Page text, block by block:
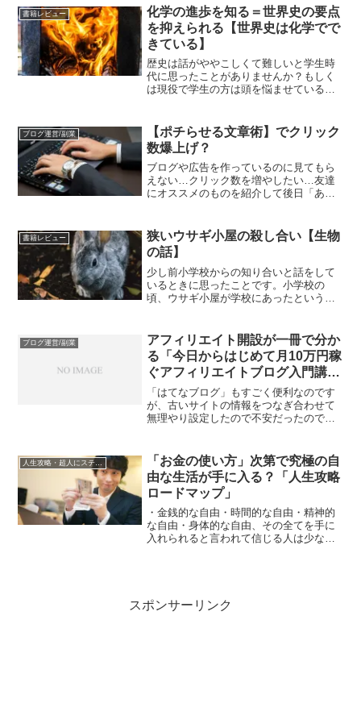
モン弱いポケモン、色んな技マシンを覚
えさせることが出来て旅に便利なポケモ
ンなど何故か覚えています。
書籍レビュー
化学の進歩を知る＝世界史の要点
を抑えられる【世界史は化学でで
きている】
歴史は話がややこしくて難しいと学生時
代に思ったことがありませんか？もしく
は現役で学生の方は頭を悩ませていると
出来事は多いです。火の発見し、熱エネ
ルギーを活用する方法や水を綺麗に衛生
的にして安全な水を確保する方法、食べ
物を日持ちさせる方法、
ブログ運営/副業
【ポチらせる文章術】でクリック
数爆上げ？
ブログや広告を作っているのに見てもら
えない…クリック数を増やしたい…友達
にオススメのものを紹介して後日「あれ
してくれたら嬉しいですよね！コピーラ
イトは難しく記事や広告を沢山書いたの
に誰もみてくれないと切なくなる時があ
ります！
書籍レビュー
狭いウサギ小屋の殺し合い【生物
の話】
少し前小学校からの知り合いと話をして
いるときに思ったことです。小学校の
頃、ウサギ小屋が学校にあったという方
でしまう事件が起きたことがありまし
た。知り合いの人の時も起きたようで
す。首が食いちぎられていたと言ってい
ました。
ブログ運営/副業
アフィリエイト開設が一冊で分か
る「今日からはじめて月10万円稼
ぐアフィリエイトブログ入門講
座」
「はてなブログ」もすごく便利なのです
が、古いサイトの情報をつなぎ合わせて
無理やり設定したので不安だったので、
スの発想で頑張ります！
「お金の使い方」次第で究極の自
由な生活が手に入る？「人生攻略
ロードマップ」
・金銭的な自由・時間的な自由・精神的
な自由・身体的な自由、その全てを手に
入れられると言われて信じる人は少ない
の実情だと思います！今回はそんな人生
のヒントとなるような本
スポンサーリンク